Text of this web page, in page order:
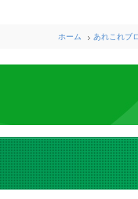
ホーム あれこれブ